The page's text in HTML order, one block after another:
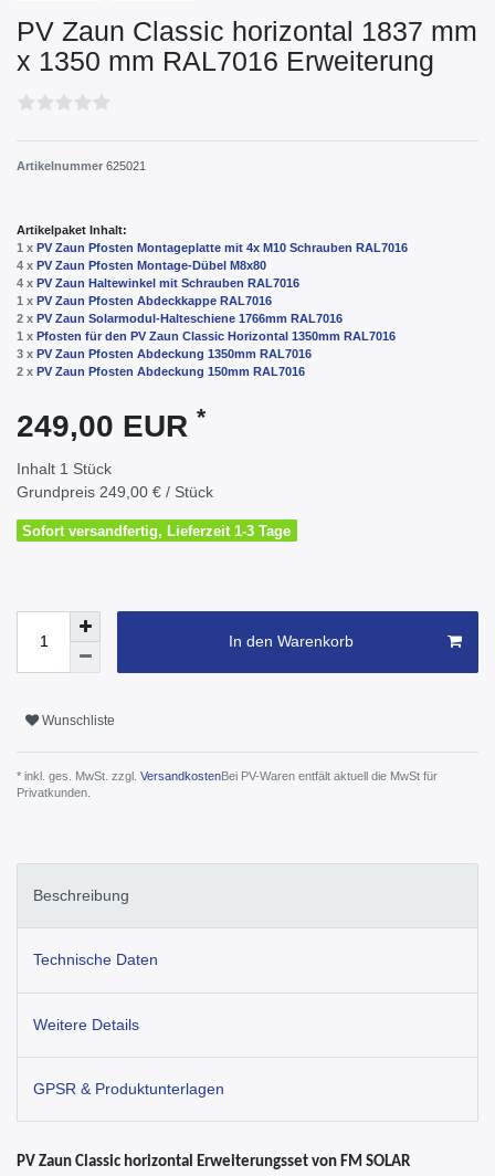
PV Zaun Classic horizontal 1837 mm
x 1350 mm RAL7016 Erweiterung
Artikelnummer 625021
Artikelpaket Inhalt:
1 x PV Zaun Pfosten Montageplatte mit 4x M10 Schrauben RAL7016
4 x PV Zaun Pfosten Montage-Dübel M8x80
4 x PV Zaun Haltewinkel mit Schrauben RAL7016
1 x PV Zaun Pfosten Abdeckkappe RAL7016
2 x PV Zaun Solarmodul-Halteschiene 1766mm RAL7016
1 x Pfosten für den PV Zaun Classic Horizontal 1350mm RAL7016
3 x PV Zaun Pfosten Abdeckung 1350mm RAL7016
2 x PV Zaun Pfosten Abdeckung 150mm RAL7016
249,00 EUR *
Inhalt 1 Stück
Grundpreis 249,00 € / Stück
Sofort versandfertig, Lieferzeit 1-3 Tage
In den Warenkorb
Wunschliste
* inkl. ges. MwSt. zzgl. VersandkostenBei PV-Waren entfält aktuell die MwSt für
Privatkunden.
Beschreibung
Technische Daten
Weitere Details
GPSR & Produktunterlagen
PV Zaun Classic horizontal Erweiterungsset von FM SOLAR